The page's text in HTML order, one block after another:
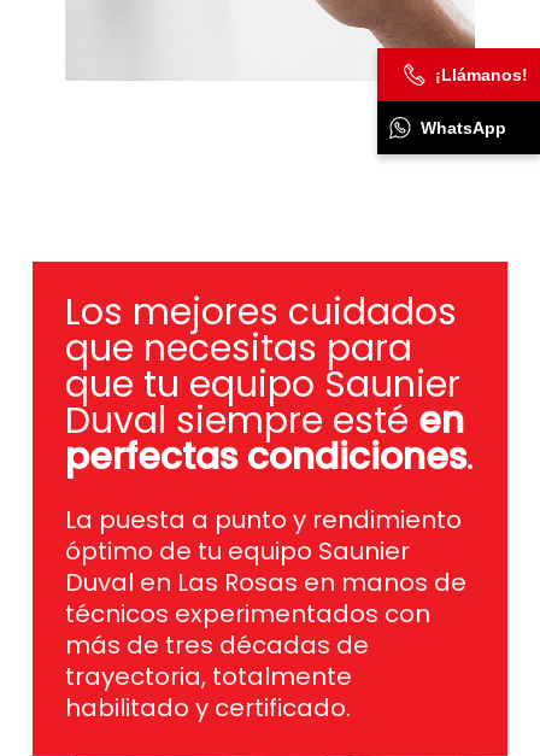
Los mejores cuidados
que necesitas para
que tu equipo Saunier
Duval siempre esté en
perfectas condiciones.
La puesta a punto y rendimiento
óptimo de tu equipo Saunier
Duval en Las Rosas en manos de
técnicos experimentados con
más de tres décadas de
trayectoria, totalmente
habilitado y certificado.
¡Llámanos!
WhatsApp